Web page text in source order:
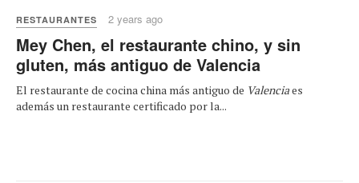
RESTAURANTES 2 years ago
Mey Chen, el restaurante chino, y sin
gluten, más antiguo de Valencia
El restaurante de cocina china más antiguo de Valenciaes
además un restaurante certificado por la...